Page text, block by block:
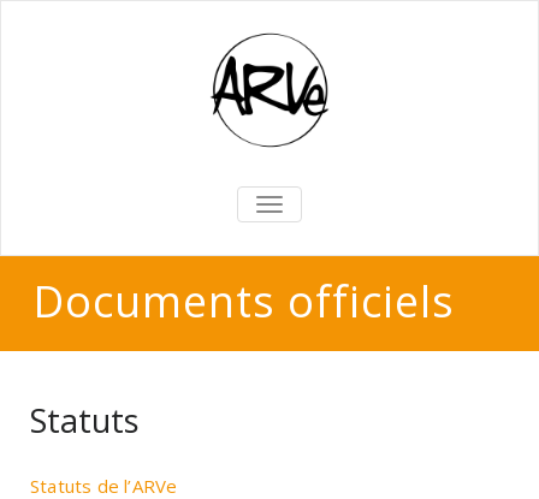
BASCULER
LA
Documents officiels
Statuts
Statuts de l’ARVe